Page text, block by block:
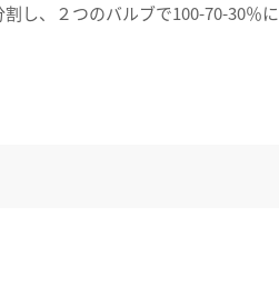
し、２つのバルブで100-70-30％に